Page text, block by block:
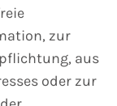
zur
aus
oder zur